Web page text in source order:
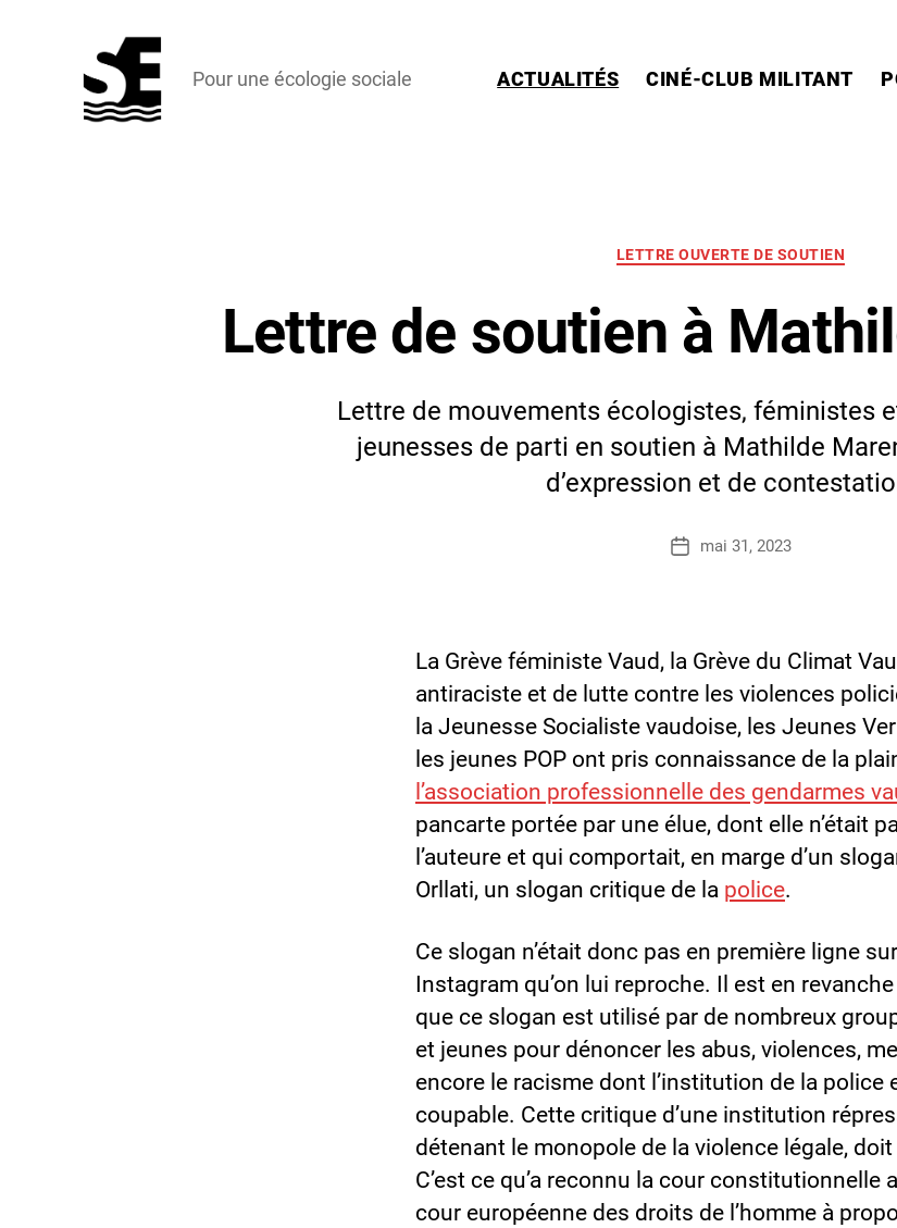
Pour une écologie sociale ACTUALITÉS CINÉ-CLUB MILITANT
Catégories
LETTRE OUVERTE DE SOUTIEN
Lettre de soutien à
Lettre de mouvements écologistes, féministes
jeunesses de parti en soutien à Mathilde
d’expression et de
Auteur
a
Datemai 31, 2023
La Grève féministe Vaud, la Grève du Climat
antiraciste et de lutte contre les violences
la Jeunesse Socialiste vaudoise, les Jeunes
les jeunes POP ont pris connaissance de la
l’association professionnelle des gendarmes
pancarte portée par une élue, dont elle n’était
l’auteure et qui comportait, en marge d’un
Orllati, un slogan critique de la police.
Ce slogan n’était donc pas en première ligne
Instagram qu’on lui reproche. Il est en
que ce slogan est utilisé par de nombreux
et jeunes pour dénoncer les abus, violences,
encore le racisme dont l’institution de la police
coupable. Cette critique d’une institution
détenant le monopole de la violence légale,
C’est ce qu’a reconnu la cour constitutionnelle
cour européenne des droits de l’homme à